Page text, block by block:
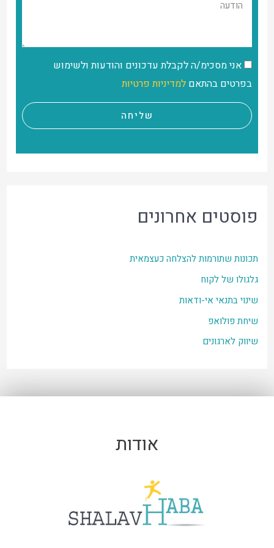
אני מסכימ/ה לקבלת עדכונים והודעות ולשימוש
בפרטים בהתאם למדיניות פרטיות
שליחה
פוסטים אחרונים
תכונות שתורמות להצלחה כעצמאית
גלגולו של לקוח
שינוי בתנאי אי-ודאות
שיחת פולואפ
שיווק לארגונים
אודות